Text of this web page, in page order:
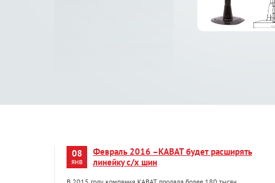
08
янв
Февраль 2016 –KABAT будет расширять
линейку с/х шин